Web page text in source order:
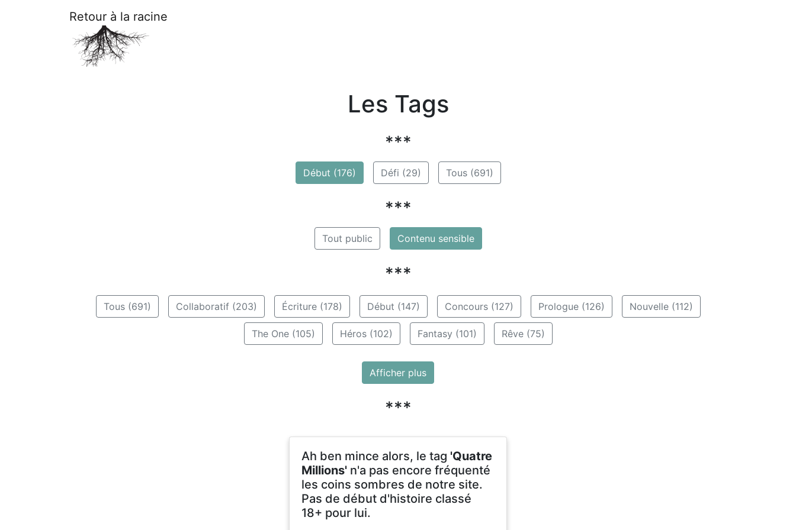
Retour à la racine
Les Tags
***
Début (176) Défi (29) Tous (691)
***
Tout public Contenu sensible
***
Tous (691) Collaboratif (203) Écriture (178) Début (147) Concours (127) Prologue (126) Nouvelle (112)
The One (105) Héros (102) Fantasy (101) Rêve (75)
Afficher plus
***
Ah ben mince alors, le tag 'Quatre
Millions' n'a pas encore fréquenté
les coins sombres de notre site.
Pas de début d'histoire classé
18+ pour lui.